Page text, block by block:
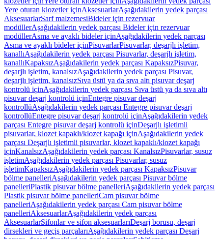
Yere oturan klozetler içinAksesuarlarAşağıdakilerin yedek parçası
AksesuarlarSarf malzemesiBideler için rezervuar
modüllerAşağıdakilerin yedek parçası Bideler için rezervuar
modüllerAsma ve ayaklı bideler içinAşağıdakilerin yedek parçası
Asma ve ayaklı bideler içinPisuvarlarPisuvarlar, deşarjlı işletim,
kanallıAşağıdakilerin yedek parçası Pisuvarlar, deşarjlı işletim,
kanallıKapaksızAşağıdakilerin yedek parçası KapaksızPisuvar,
deşarjlı işletim, kanalsızAşağıdakilerin yedek parçası Pisuvar,
deşarjlı işletim, kanalsızSıva üstü ya da sıva altı pisuvar deşarj
kontrolü içinAşağıdakilerin yedek parçası Sıva üstü ya da sıva altı
pisuvar deşarj kontrolü içinEntegre pisuvar deşarj
kontrollüAşağıdakilerin yedek parçası Entegre pisuvar deşarj
kontrollüEntegre pisuvar deşarj kontrolü içinAşağıdakilerin yedek
parçası Entegre pisuvar deşarj kontrolü içinDeşarjlı işletimli
pisuvarlar, klozet kapaklı/klozet kapağı içinAşağıdakilerin yedek
parçası Deşarjlı işletimli pisuvarlar, klozet kapaklı/klozet kapağı
içinKanalsızAşağıdakilerin yedek parçası KanalsızPisuvarlar, susuz
işletimAşağıdakilerin yedek parçası Pisuvarlar, susuz
işletimKapaksızAşağıdakilerin yedek parçası KapaksızPisuvar
bölme panelleriAşağıdakilerin yedek parçası Pisuvar bölme
panelleriPlastik pisuvar bölme panelleriAşağıdakilerin yedek parçası
Plastik pisuvar bölme panelleriCam pisuvar bölme
panelleriAşağıdakilerin yedek parçası Cam pisuvar bölme
panelleriAksesuarlarAşağıdakilerin yedek parçası
AksesuarlarSifonlar ve sifon aksesuarlarıDeşarj borusu, deşarj
dirsekleri ve geçiş parçalarıAşağıdakilerin yedek parçası Deşarj